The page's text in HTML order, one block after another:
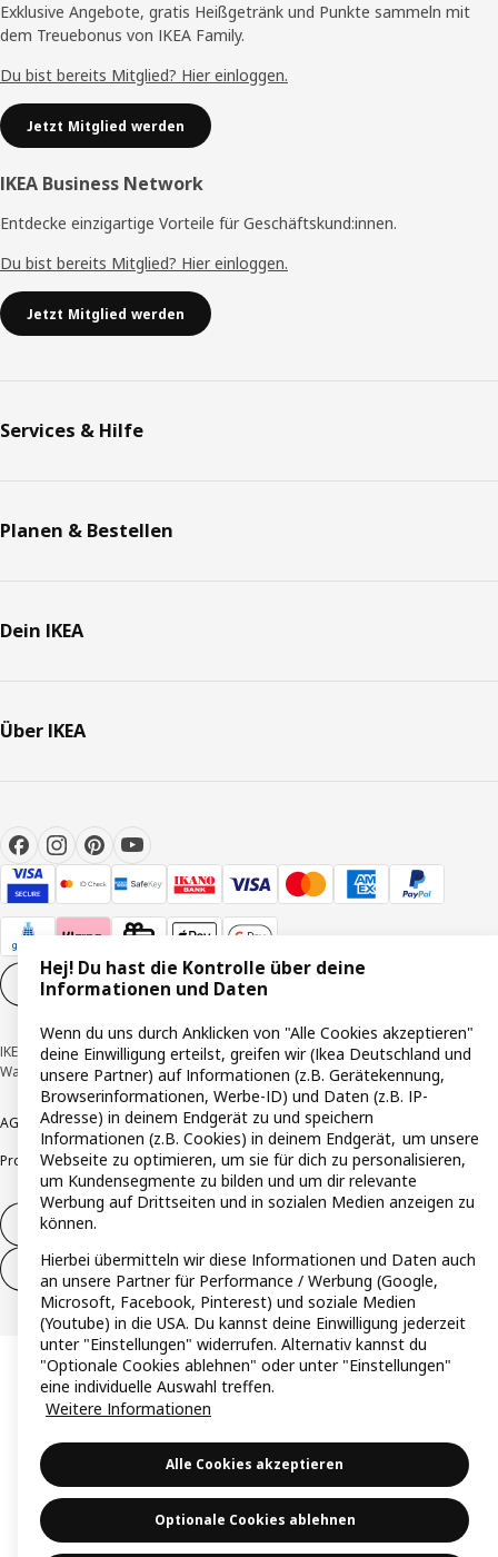
Exklusive Angebote, gratis Heißgetränk und Punkte sammeln mit
dem Treuebonus von IKEA Family.
Du bist bereits Mitglied? Hier einloggen.
Jetzt Mitglied werden
IKEA Business Network
Entdecke einzigartige Vorteile für Geschäftskund:innen.
Du bist bereits Mitglied? Hier einloggen.
Jetzt Mitglied werden
Services & Hilfe
Planen & Bestellen
Dein IKEA
Über IKEA
Cookie-Einstellungen
IKEA Deutschland GmbH & Co. KG - Am Wandersmann 2-4, 65719 Hofheim-
Wallau © Inter IKEA Systems B.V. 1999-2026
AGB Barrierefreiheit Cookie-RichtlinieDatenschutzerklärungImpressum
ProduktrückrufeResponsible DisclosureVertrauensstelle
Vertrag widerrufen
Vertrag widerrufen (Services & Leistungen)
Hej! Du hast die Kontrolle über deine
Informationen und Daten
Wenn du uns durch Anklicken von "Alle Cookies akzeptieren"
deine Einwilligung erteilst, greifen wir (Ikea Deutschland und
unsere Partner) auf Informationen (z.B. Gerätekennung,
Browserinformationen, Werbe-ID) und Daten (z.B. IP-
Adresse) in deinem Endgerät zu und speichern
Informationen (z.B. Cookies) in deinem Endgerät, um unsere
Webseite zu optimieren, um sie für dich zu personalisieren,
um Kundensegmente zu bilden und um dir relevante
Werbung auf Drittseiten und in sozialen Medien anzeigen zu
können.
Hierbei übermitteln wir diese Informationen und Daten auch
an unsere Partner für Performance / Werbung (Google,
Microsoft, Facebook, Pinterest) und soziale Medien
(Youtube) in die USA. Du kannst deine Einwilligung jederzeit
unter "Einstellungen" widerrufen. Alternativ kannst du
"Optionale Cookies ablehnen" oder unter "Einstellungen"
eine individuelle Auswahl treffen.
Weitere Informationen
Alle Cookies akzeptieren
Optionale Cookies ablehnen